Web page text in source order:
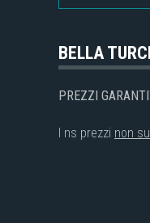
BELLA
PREZZI
I ns prezzi non